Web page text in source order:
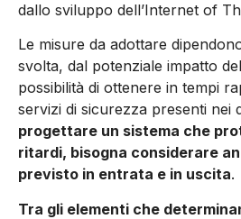
dallo sviluppo dell’Internet of
Le misure da adottare
svolta, dal potenziale impatto
possibilità di ottenere in tempi
servizi di sicurezza presenti nei
progettare un sistema che
ritardi, bisogna considerare
previsto in entrata e in uscita.
Tra gli elementi che